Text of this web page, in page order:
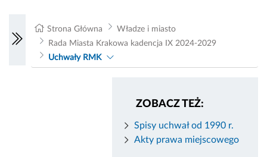
Strona Główna
Władze i miasto
Rada Miasta Krakowa kadencja IX 2024-2029
Uchwały RMK
ZOBACZ TEŻ:
Spisy uchwał od 1990 r.
Akty prawa miejscowego